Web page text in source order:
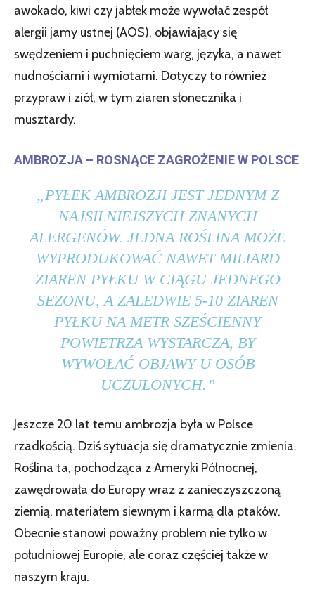
awokado, kiwi czy jabłek może wywołać zespół
alergii jamy ustnej (AOS), objawiający się
swędzeniem i puchnięciem warg, języka, a nawet
nudnościami i wymiotami. Dotyczy to również
przypraw i ziół, w tym ziaren słonecznika i
musztardy.
AMBROZJA – ROSNĄCE ZAGROŻENIE W POLSCE
„PYŁEK AMBROZJI JEST JEDNYM Z
NAJSILNIEJSZYCH ZNANYCH
ALERGENÓW. JEDNA ROŚLINA MOŻE
WYPRODUKOWAĆ NAWET MILIARD
ZIAREN PYŁKU W CIĄGU JEDNEGO
SEZONU, A ZALEDWIE 5-10 ZIAREN
PYŁKU NA METR SZEŚCIENNY
POWIETRZA WYSTARCZA, BY
WYWOŁAĆ OBJAWY U OSÓB
UCZULONYCH.”
Jeszcze 20 lat temu ambrozja była w Polsce
rzadkością. Dziś sytuacja się dramatycznie zmienia.
Roślina ta, pochodząca z Ameryki Północnej,
zawędrowała do Europy wraz z zanieczyszczoną
ziemią, materiałem siewnym i karmą dla ptaków.
Obecnie stanowi poważny problem nie tylko w
południowej Europie, ale coraz częściej także w
naszym kraju.